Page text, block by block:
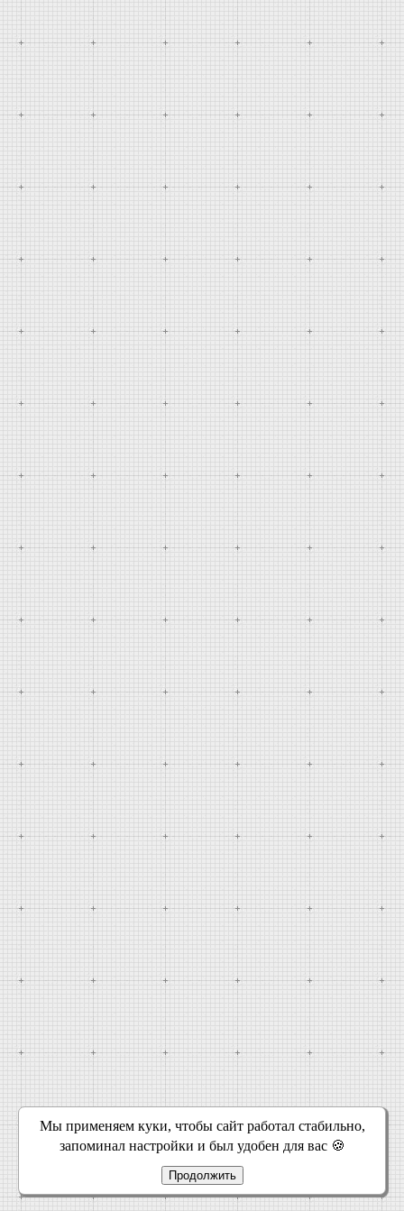
Мы применяем куки, чтобы сайт работал стабильно,
запоминал настройки и был удобен для вас 🍪
Продолжить